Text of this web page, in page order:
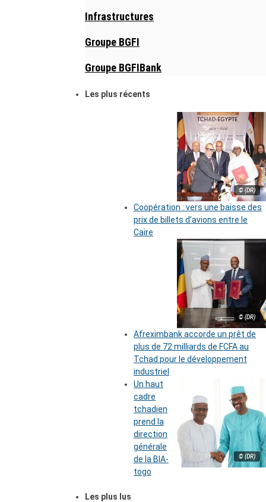
Infrastructures
Groupe BGFI
Groupe BGFIBank
Les plus récents
© (DR)
Coopération : vers une baisse des
prix de billets d’avions entre le
Caire
© (DR)
Afreximbank accorde un prêt de
plus de 72 milliards de FCFA au
Tchad pour le développement
industriel
© (DR)
Un haut
cadre
tchadien
prend la
direction
générale
de la BIA-
togo
Les plus lus